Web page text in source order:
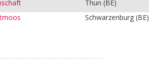
Thun (BE)
Schwarzenburg (BE)